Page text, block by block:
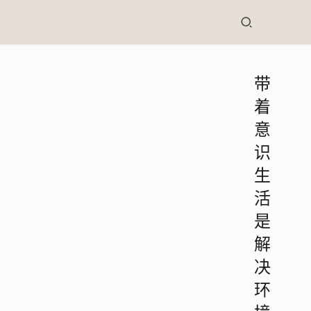
带
着
意
识
生
活
是
解
决
环